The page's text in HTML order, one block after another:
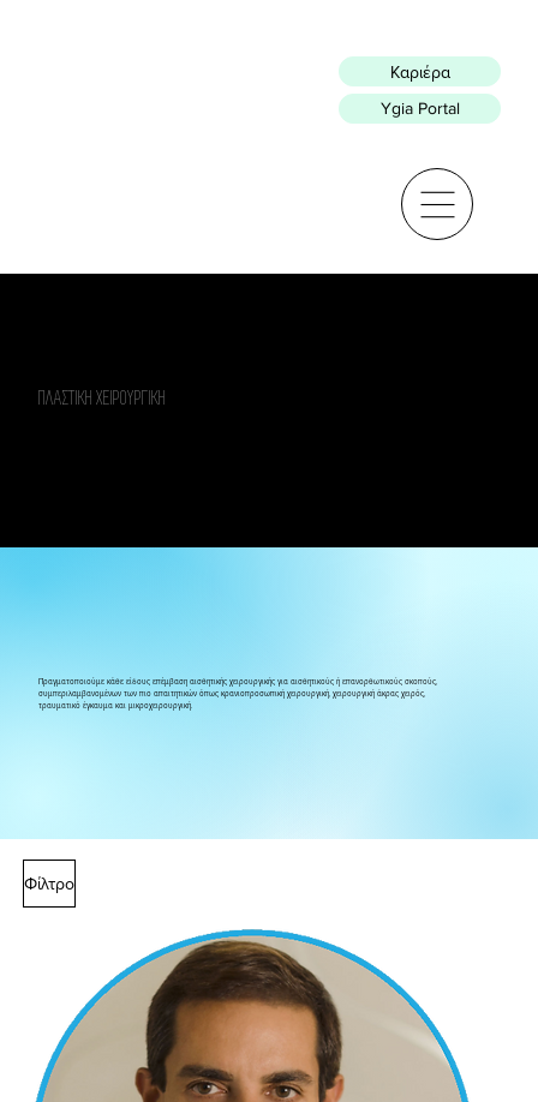
Καριέρα
Ygia Portal
ΠΛΑΣΤΙΚΗ ΧΕΙΡΟΥΡΓΙΚΗ
Πραγματοποιούμε κάθε είδους επέμβαση αισθητικής χειρουργικής για αισθητικούς ή επανορθωτικούς σκοπούς,
συμπεριλαμβανομένων των πιο απαιτητικών όπως κρανιοπροσωπική χειρουργική, χειρουργική άκρας χειρός,
τραυματικό έγκαυμα και μικροχειρουργική.
Φίλτρο